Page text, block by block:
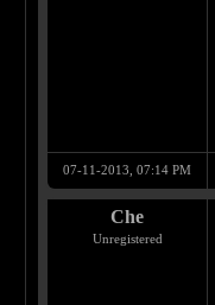
07-11-2013, 07:14 PM
Che
Unregistered